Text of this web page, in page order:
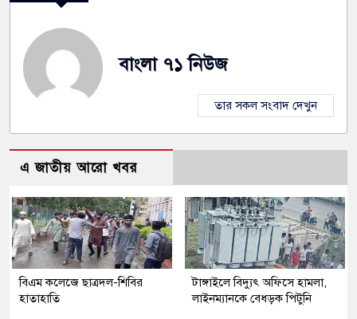
বাংলা ৭১ নিউজ
তার সকল সংবাদ দেখুন
এ জাতীয় আরো খবর
বিএম কলেজে ছাত্রদল-শিবির
হাতাহাতি
টাঙ্গাইলে বিদ্যুৎ অফিসে হামলা,
লাইনম্যানকে বেধড়ক পিটুনি